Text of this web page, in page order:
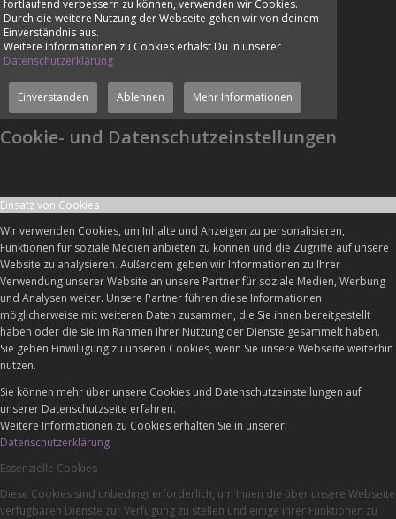
fortlaufend verbessern zu können, verwenden wir Cookies.
Durch die weitere Nutzung der Webseite gehen wir von deinem
Einverständnis aus.
Weitere Informationen zu Cookies erhälst Du in unserer
Datenschutzerklärung
Einverstanden Ablehnen Mehr Informationen
Cookie- und Datenschutzeinstellungen
Einsatz von Cookies
Wir verwenden Cookies, um Inhalte und Anzeigen zu personalisieren,
Funktionen für soziale Medien anbieten zu können und die Zugriffe auf unsere
Website zu analysieren. Außerdem geben wir Informationen zu Ihrer
Verwendung unserer Website an unsere Partner für soziale Medien, Werbung
und Analysen weiter. Unsere Partner führen diese Informationen
möglicherweise mit weiteren Daten zusammen, die Sie ihnen bereitgestellt
haben oder die sie im Rahmen Ihrer Nutzung der Dienste gesammelt haben.
Sie geben Einwilligung zu unseren Cookies, wenn Sie unsere Webseite weiterhin
nutzen.
Sie können mehr über unsere Cookies und Datenschutzeinstellungen auf
unserer Datenschutzseite erfahren.
Weitere Informationen zu Cookies erhalten Sie in unserer:
Datenschutzerklärung
Essenzielle Cookies
Diese Cookies sind unbedingt erforderlich, um Ihnen die über unsere Webseite
verfügbaren Dienste zur Verfügung zu stellen und einige ihrer Funktionen zu